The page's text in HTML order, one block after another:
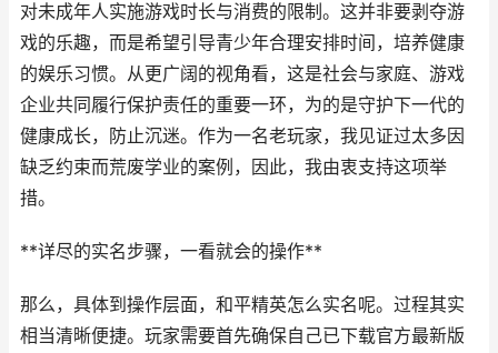
对未成年人实施游戏时长与消费的限制。这并非要剥夺游
戏的乐趣，而是希望引导青少年合理安排时间，培养健康
的娱乐习惯。从更广阔的视角看，这是社会与家庭、游戏
企业共同履行保护责任的重要一环，为的是守护下一代的
健康成长，防止沉迷。作为一名老玩家，我见证过太多因
缺乏约束而荒废学业的案例，因此，我由衷支持这项举
措。
**详尽的实名步骤，一看就会的操作**
那么，具体到操作层面，和平精英怎么实名呢。过程其实
相当清晰便捷。玩家需要首先确保自己已下载官方最新版